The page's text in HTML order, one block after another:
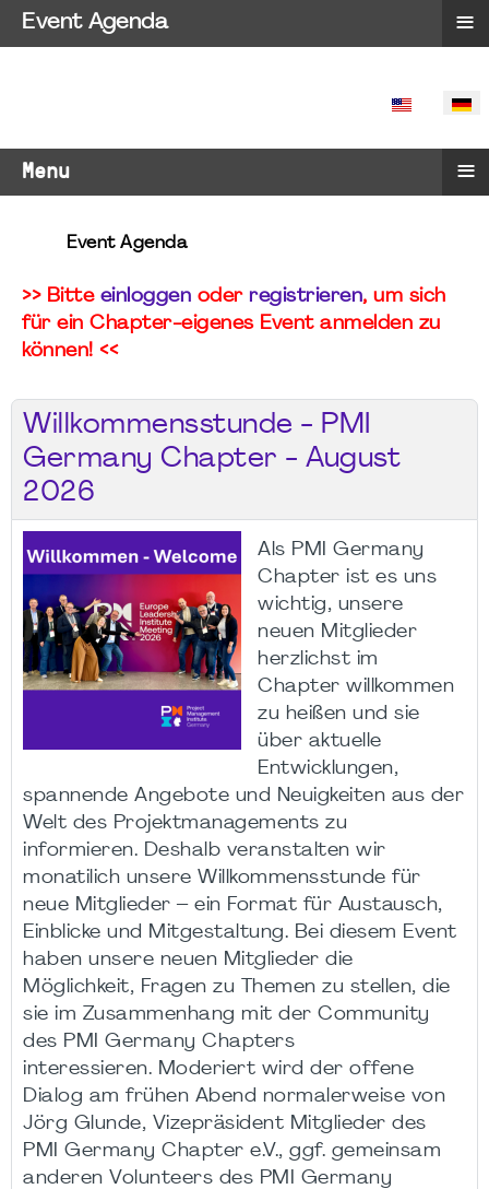
SPRACHE
Menu ≡
Event Agenda
>> Bitte einloggen oder registrieren, um sich
für ein Chapter-eigenes Event anmelden zu
können! <<
Willkommensstunde - PMI
Germany Chapter - August
2026
Als PMI Germany
Chapter ist es uns
wichtig, unsere
neuen Mitglieder
herzlichst im
Chapter willkommen
zu heißen und sie
über aktuelle
Entwicklungen,
spannende Angebote und Neuigkeiten aus der
Welt des Projektmanagements zu
informieren. Deshalb veranstalten wir
monatilich unsere Willkommensstunde für
neue Mitglieder – ein Format für Austausch,
Einblicke und Mitgestaltung. Bei diesem Event
haben unsere neuen Mitglieder die
Möglichkeit, Fragen zu Themen zu stellen, die
sie im Zusammenhang mit der Community
des PMI Germany Chapters
interessieren. Moderiert wird der offene
Dialog am frühen Abend normalerweise von
Jörg Glunde, Vizepräsident Mitglieder des
PMI Germany Chapter e.V., ggf. gemeinsam
anderen Volunteers des PMI Germany
Event Agenda ≡